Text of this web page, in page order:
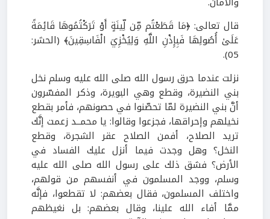
قال تعالى: ﴿مَا قَطَعْتُم مِّن لِّينَةٍ أَوْ تَرَكْتُمُوهَا قَائِمَةً
عَلَىٰ أُصُولِهَا فَبِإِذْنِ اللَّهِ وَلِيُخْزِيَ الْفَاسِقِينَ﴾ (الحشر:
05).
نزلت عندما حرق رسول الله صلى الله عليه وسلم نخل
بني النضيرة، وقطع وهي البويرة، وذكر المفسّرون
أنَّ بني النضيرة لمّا تحصّنوا في حصونهم، فأمر بقطع
نخيلهم وإحراقها، فجزعوا وقالوا: يا محمــد زعمت إنَّك
تريد الصلاح، أفمن الصلاح عقر الشجرة، وقطع
النخل؟ وهل وجدت فيما أنزل عليك الفساد في
الأرض؟ فشق ذلك على رسول الله صلى الله عليه
وسلم، ووجد المسلمون في أنفسهم من قولهم،
واختلف المسلمون، فقال بعضهم: لا تقطعوا، فإنَّه
ممَّا أفاء الله علينا، وقال بعضهم: بل نغيظهم